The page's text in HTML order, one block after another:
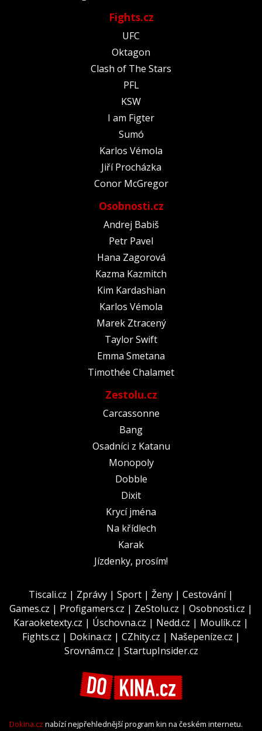
Fights.cz
UFC
Oktagon
Clash of The Stars
PFL
KSW
I am Figter
Sumó
Karlos Vémola
Jiří Procházka
Conor McGregor
Osobnosti.cz
Andrej Babiš
Petr Pavel
Hana Zagorová
Kazma Kazmitch
Kim Kardashian
Karlos Vémola
Marek Ztracený
Taylor Swift
Emma Smetana
Timothée Chalamet
Zestolu.cz
Carcassonne
Bang
Osadníci z Katanu
Monopoly
Dobble
Dixit
Krycí jména
Na křídlech
Karak
Jízdenky, prosím!
Tiscali.cz | Zprávy | Sport | Ženy | Cestování|
Games.cz | Profigamers.cz | ZeStolu.cz | Osobnosti.cz |
Karaoketexty.cz | Úschovna.cz | Nedd.cz | Moulík.cz |
Fights.cz | Dokina.cz | CZhity.cz | Našepeníze.cz |
Srovnám.cz | StartupInsider.cz
Dokina.cz nabízí nejpřehlednější program kin na českém internetu.